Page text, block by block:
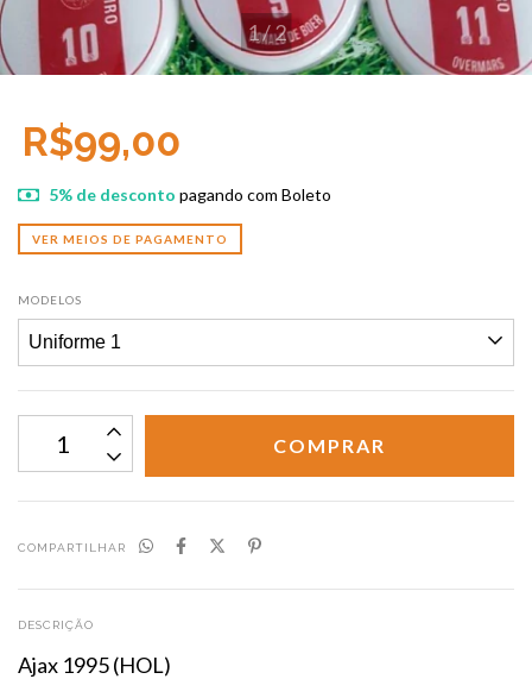
1/2
R$99,00
5% de desconto pagando com Boleto
VER MEIOS DE PAGAMENTO
MODELOS
COMPARTILHAR
DESCRIÇÃO
Ajax 1995 (HOL)